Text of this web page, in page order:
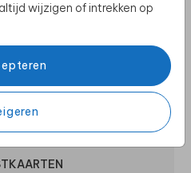
wijzigen of intrekken op